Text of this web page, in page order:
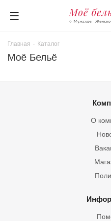
Главная - Каталог
Моё Бельё
О